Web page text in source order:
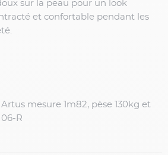
sur la peau pour un look
et confortable pendant les
mesure 1m82, pèse 130kg et
R